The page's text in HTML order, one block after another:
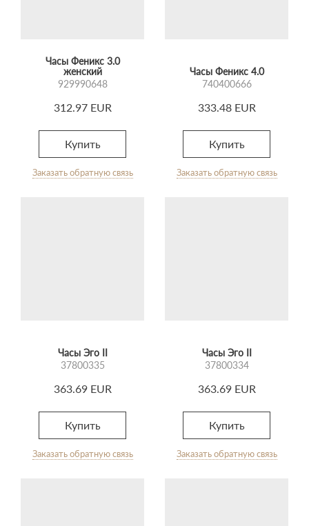
Часы Феникс 3.0
женский
929990648
312.97 EUR
Купить
Заказать обратную связь
Часы Феникс 4.0
740400666
333.48 EUR
Купить
Заказать обратную связь
Часы Эго II
37800335
363.69 EUR
Купить
Заказать обратную связь
Часы Эго II
37800334
363.69 EUR
Купить
Заказать обратную связь